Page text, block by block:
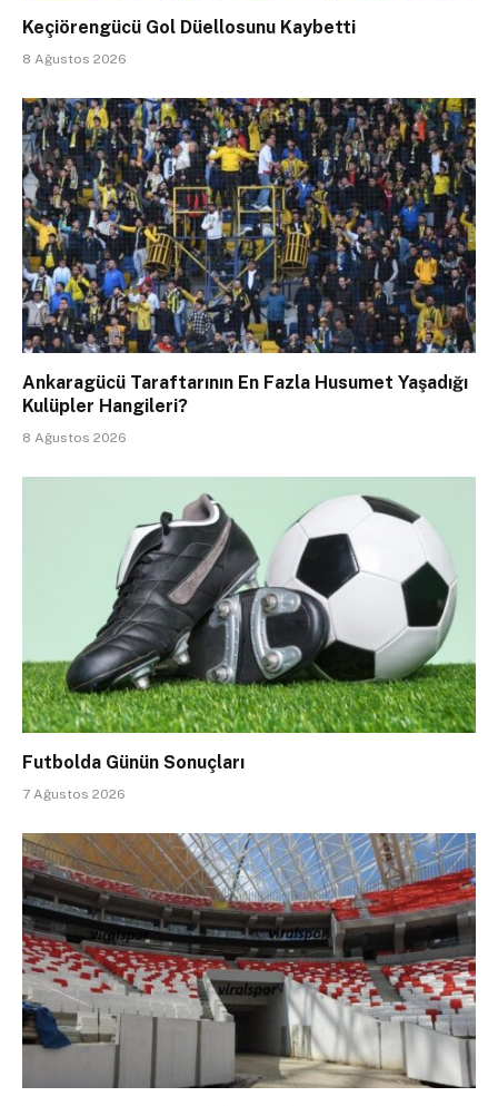
Keçiörengücü Gol Düellosunu Kaybetti
8 Ağustos 2026
Ankaragücü Taraftarının En Fazla Husumet Yaşadığı
Kulüpler Hangileri?
8 Ağustos 2026
Futbolda Günün Sonuçları
7 Ağustos 2026